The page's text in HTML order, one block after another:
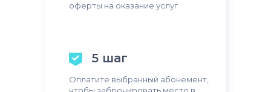
оферты на оказание услуг
5 шаг
Оплатите выбранный абонемент,